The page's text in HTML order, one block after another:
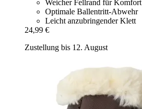
Weicher Fellrand für Komfort
Optimale Ballentritt-Abwehr
Leicht anzubringender Klett
24,99 €
Zustellung bis 12. August